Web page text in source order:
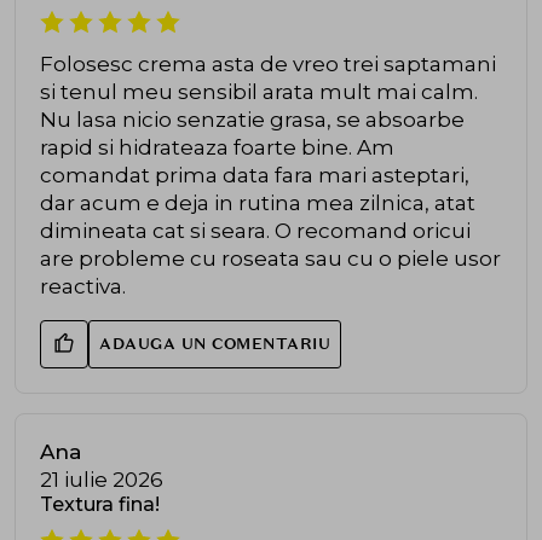
Folosesc crema asta de vreo trei saptamani
si tenul meu sensibil arata mult mai calm.
Nu lasa nicio senzatie grasa, se absoarbe
rapid si hidrateaza foarte bine. Am
comandat prima data fara mari asteptari,
dar acum e deja in rutina mea zilnica, atat
dimineata cat si seara. O recomand oricui
are probleme cu roseata sau cu o piele usor
reactiva.
ADAUGA UN COMENTARIU
Ana
21 iulie 2026
Textura fina!